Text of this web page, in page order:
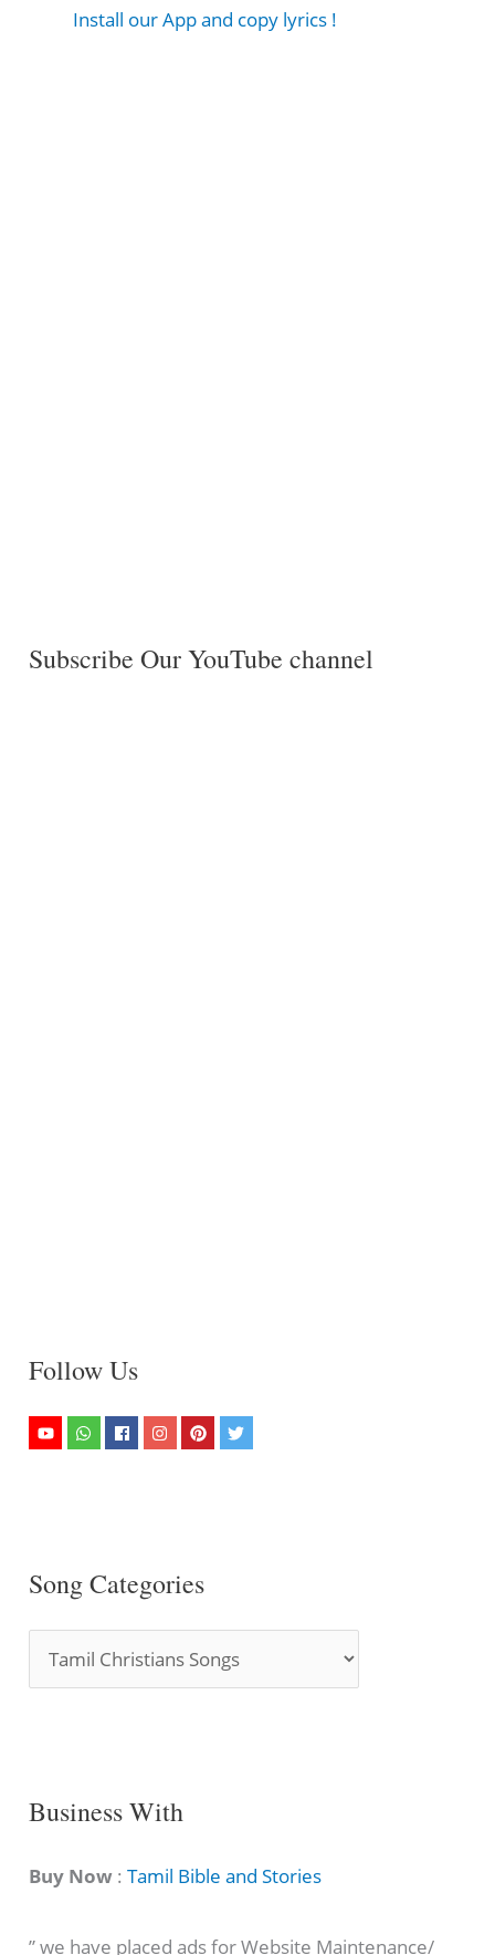
Install our App and copy lyrics !
Subscribe Our YouTube channel
Follow Us
Song Categories
o
C
t
g
Business With
Buy Now :Tamil Bible and Stories
” we have placed ads for Website Maintenance/